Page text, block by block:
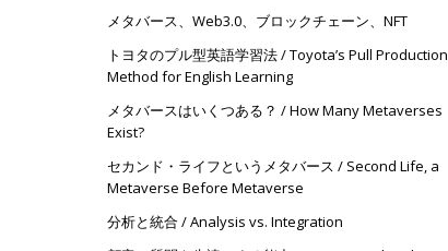
メタバース、Web3.0、ブロックチェーン、NFT
トヨタのプル型英語学習法 / Toyota’s Pull Production
Method for English Learning
メタバースはいくつある？ / How Many Metaverses
Exist?
セカンド・ライフというメタバース / Second Life, a
Metaverse Before Metaverse
分析と統合 / Analysis vs. Integration